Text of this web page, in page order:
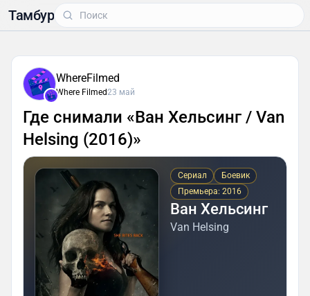
Тамбур
WhereFilmed
Where Filmed23 май
Где снимали «Ван Хельсинг / Van
Helsing (2016)»
Сериал
Боевик
Премьера: 2016
Ван Хельсинг
Van Helsing